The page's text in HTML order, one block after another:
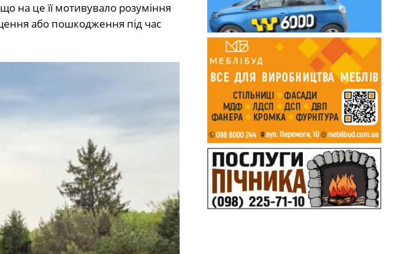
на це її мотивувало розуміння
або пошкодження під час